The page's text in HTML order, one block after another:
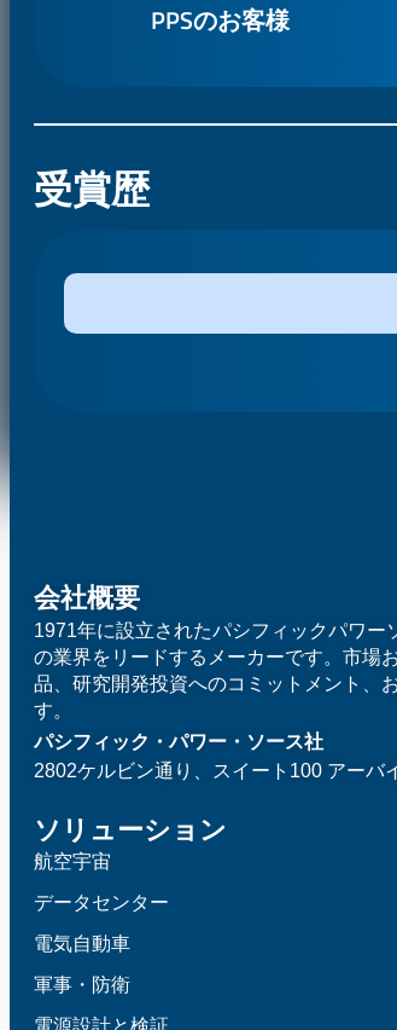
PPSのお客様
受賞歴
会社概要
1971年に設立されたパシフィックパワ
の業界をリードするメーカーです。市場
品、研究開発投資へのコミットメント、
す。
パシフィック・パワー・ソース社
2802ケルビン通り、スイート100 アーバ
ソリューション
航空宇宙
データセンター
電気自動車
軍事・防衛
電源設計と検証